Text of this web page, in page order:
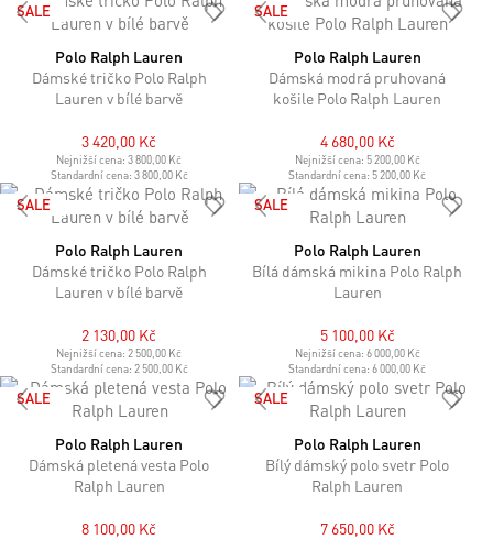
SALE
Polo Ralph Lauren
Dámské tričko Polo Ralph
Lauren v bílé barvě
3 420,00 Kč
Nejnižší cena:3 800,00 Kč
Standardní cena: 3 800,00 Kč
SALE
Polo Ralph Lauren
Dámská modrá pruhovaná
košile Polo Ralph Lauren
4 680,00 Kč
Nejnižší cena: 5 200,00 Kč
Standardní cena: 5 200,00 Kč
SALE
Polo Ralph Lauren
Dámské tričko Polo Ralph
Lauren v bílé barvě
2 130,00 Kč
Nejnižší cena:2 500,00 Kč
Standardní cena: 2 500,00 Kč
SALE
Polo Ralph Lauren
Bílá dámská mikina Polo Ralph
Lauren
5 100,00 Kč
Nejnižší cena: 6 000,00 Kč
Standardní cena:6 000,00 Kč
SALE
Polo Ralph Lauren
Dámská pletená vesta Polo
Ralph Lauren
8 100,00 Kč
SALE
Polo Ralph Lauren
Bílý dámský polo svetr Polo
Ralph Lauren
7 650,00 Kč